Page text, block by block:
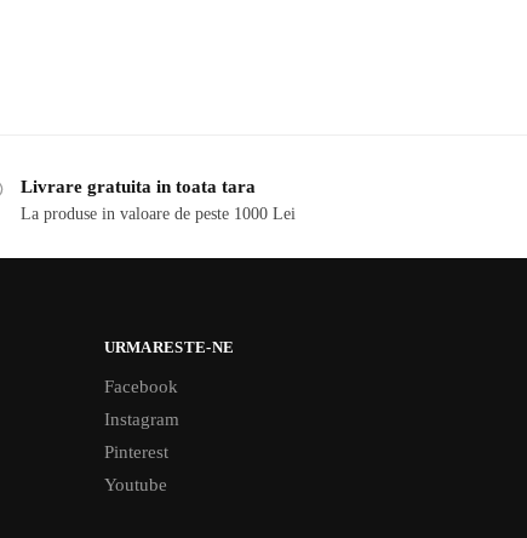
Livrare gratuita in toata tara
La produse in valoare de peste 1000 Lei
URMARESTE-NE
Facebook
Instagram
Pinterest
Youtube